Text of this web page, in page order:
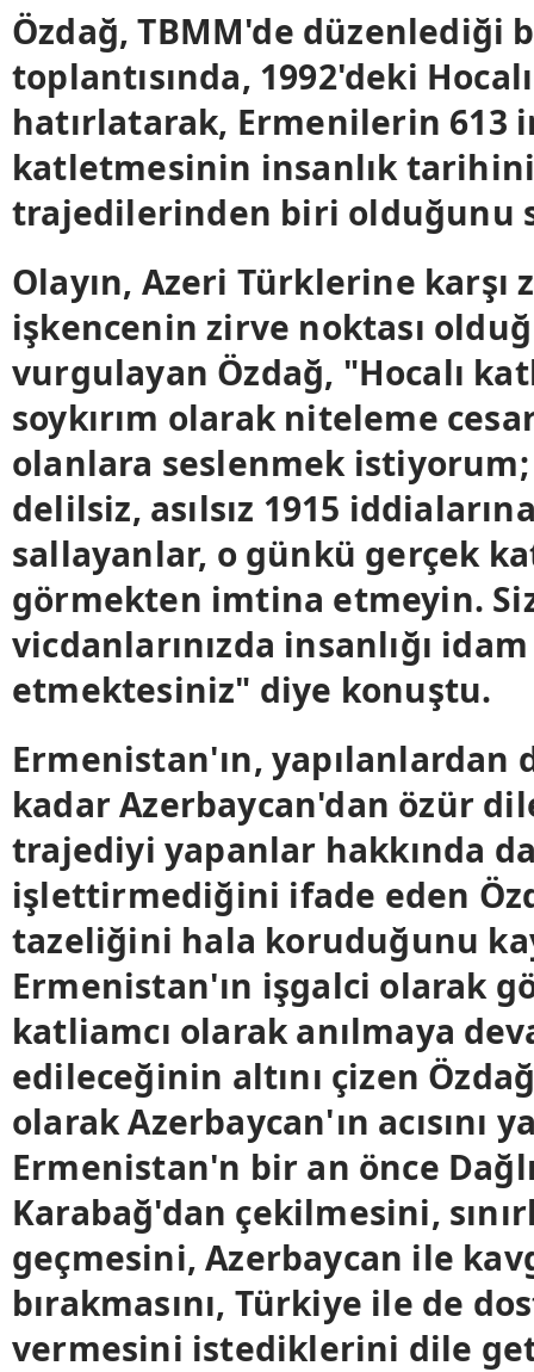
Özdağ, TBMM'de düzenlediği
toplantısında, 1992'deki
hatırlatarak, Ermenilerin 613
katletmesinin insanlık
trajedilerinden biri olduğunu
Olayın, Azeri Türklerine karşı
işkencenin zirve noktası
vurgulayan Özdağ, "Hocalı
soykırım olarak niteleme
olanlara seslenmek istiyorum;
delilsiz, asılsız 1915
sallayanlar, o günkü gerçek
görmekten imtina etmeyin.
vicdanlarınızda insanlığı idam
etmektesiniz" diye konuştu.
Ermenistan'ın, yapılanlardan
kadar Azerbaycan'dan özür
trajediyi yapanlar hakkında
işlettirmediğini ifade eden
tazeliğini hala koruduğunu
Ermenistan'ın işgalci olarak
katliamcı olarak anılmaya
edileceğinin altını çizen
olarak Azerbaycan'ın acısını
Ermenistan'n bir an önce
Karabağ'dan çekilmesini,
geçmesini, Azerbaycan ile
bırakmasını, Türkiye ile de
vermesini istediklerini dile